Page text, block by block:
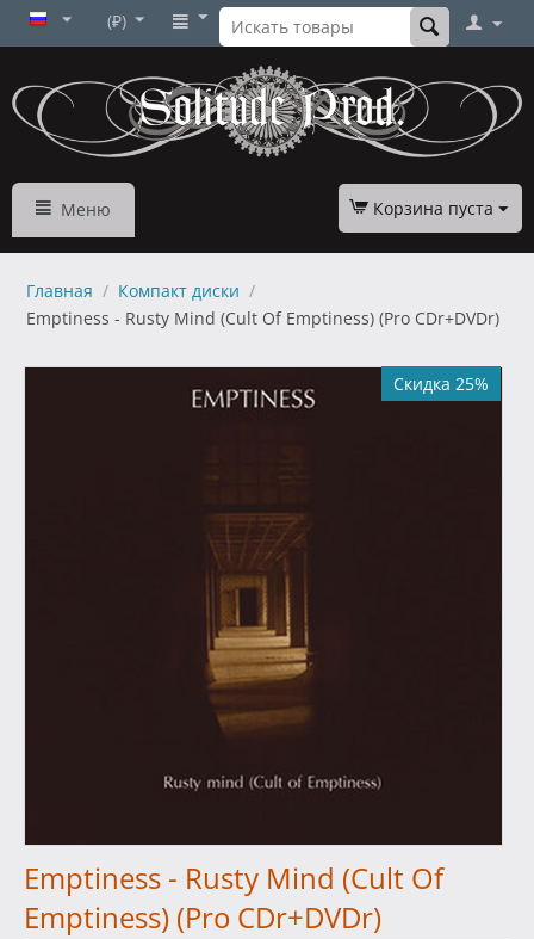
(₽)
Меню Корзина пуста
Главная / Компакт диски /
Emptiness - Rusty Mind (Cult Of Emptiness) (Pro CDr+DVDr)
Скидка 25%
Emptiness - Rusty Mind (Cult Of
Emptiness) (Pro CDr+DVDr)